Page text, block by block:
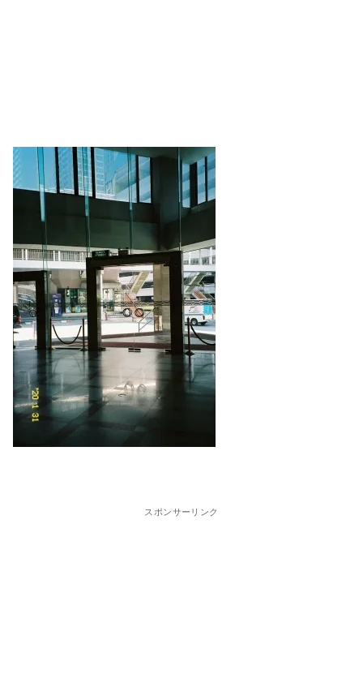
スポンサーリンク